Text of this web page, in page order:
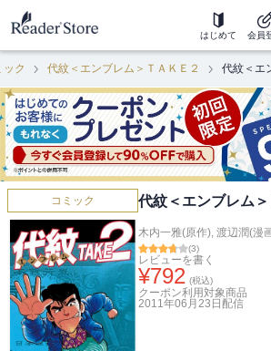
はじめて 会員
ック 代紋＜エンブレム＞ＴＡＫＥ２ 代紋＜エ
コミック 代紋＜エンブレム＞
木内一雅(原作), 渡辺潤(漫
(3)
レビューを書く
¥792 (税込)
クーポン利用対象商品
2011年06月23日 配信